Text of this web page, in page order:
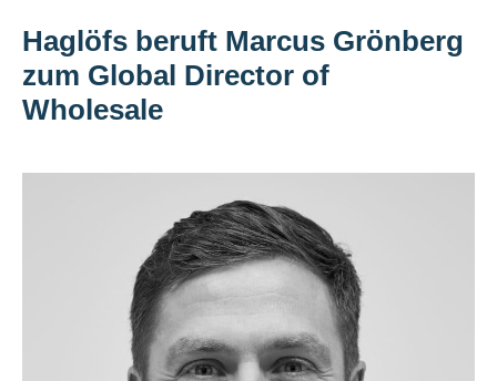
Haglöfs beruft Marcus Grönberg
zum Global Director of
Wholesale